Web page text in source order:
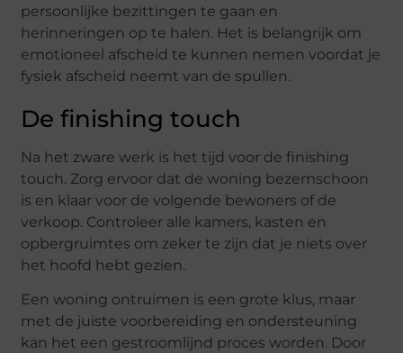
persoonlijke bezittingen te gaan en
herinneringen op te halen. Het is belangrijk om
emotioneel afscheid te kunnen nemen voordat je
fysiek afscheid neemt van de spullen.
De finishing touch
Na het zware werk is het tijd voor de finishing
touch. Zorg ervoor dat de woning bezemschoon
is en klaar voor de volgende bewoners of de
verkoop. Controleer alle kamers, kasten en
opbergruimtes om zeker te zijn dat je niets over
het hoofd hebt gezien.
Een woning ontruimen is een grote klus, maar
met de juiste voorbereiding en ondersteuning
kan het een gestroomlijnd proces worden. Door